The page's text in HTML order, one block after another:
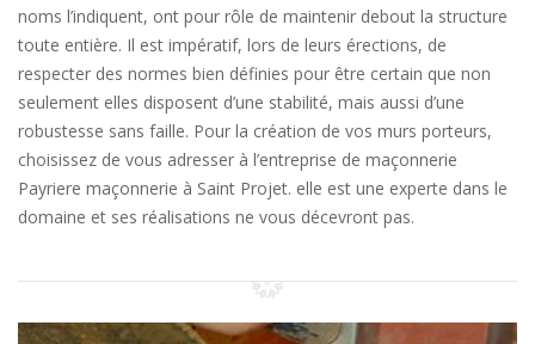
noms l’indiquent, ont pour rôle de maintenir debout la structure
toute entière. Il est impératif, lors de leurs érections, de
respecter des normes bien définies pour être certain que non
seulement elles disposent d’une stabilité, mais aussi d’une
robustesse sans faille. Pour la création de vos murs porteurs,
choisissez de vous adresser à l’entreprise de maçonnerie
Payriere maçonnerie à Saint Projet. elle est une experte dans le
domaine et ses réalisations ne vous décevront pas.